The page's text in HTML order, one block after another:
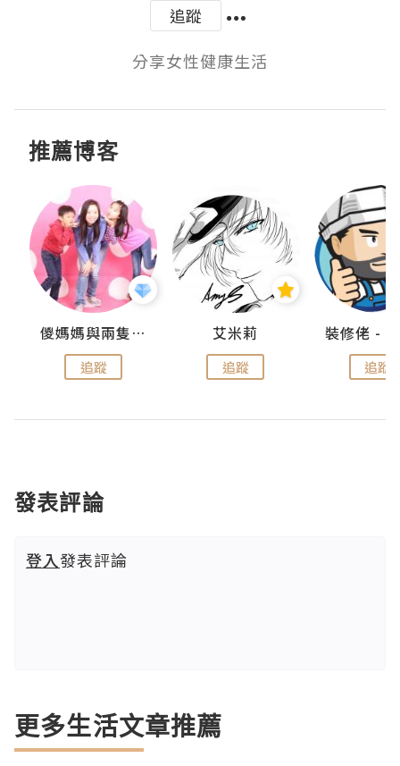
追蹤
分享女性健康生活
推薦博客
儍媽媽與兩隻小魔怪之家
追蹤
艾米莉
追蹤 追蹤
發表評論
登入發表評論
更多生活文章推薦